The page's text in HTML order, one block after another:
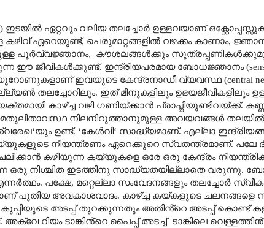
) ഇടയിൽ ഏറ്റവും വലിയ തലച്ചോർ ഉള്ളവയാണ്
കഴിവ് ഏറെയുണ്ട്, പെരുമാറ്റങ്ങളിൽ വഴക്കം കാണാം,
പൂർവ്വജ്ഞാനം, കൗശലങ്ങൾക്കും
ഈ ജീവികൾക്കുണ്ട്. ഇന്ദ്രിയപരമായ ബോധജ്ഞാനം (
ന്യൂറോണുകളാണ് ഇവയുടെ കേന്ദ്രനാഡീ വ്യവസ്ഥ (central
തലച്ചോറിലും. ഇത് മീനുകളിലും ഉഭയജീവികളിലും
കാഴ്ച്ച വഴി ഗണിയ്ക്കാൻ പ്രാപ്തിയുണ്ടിവയ്ക്ക്.
നിലനിറുത്താനുമുള്ള അവയവങ്ങൾ
‘യും ഉണ്ട്. ‘കേൾവി‘ സാദ്ധ്യമാണ്. എല്ലാ
നിയന്ത്രണം ഏറെക്കുറെ സ്വതന്ത്രമാണ്. പലേ
കഴിയുന്ന കയ്യുകളെ ഒരേ ഒരു കേന്ദ്രം
ഒരു നിശ്ചിത ഇടത്തിനു സാദ്ധ്യതയില്ലാതെ വരുന്നു.
പക്ഷേ, മറ്റെല്ലാ സംവേദനങ്ങളും തലച്ചോർ
പുതിയ അവകാശവാദം. കാഴ്ച്ച കയ്കളുടെ ചലനങ്ങളെ
കുപ്പിയുടെ അടപ്പ് തുറക്കുന്നതും അതിൻ്റെ അടപ്പ് കൊണ്ട്
റിയം ടാങ്കിൻ്റെ പൈപ്പ് അടച്ച് ടാങ്കിലെ